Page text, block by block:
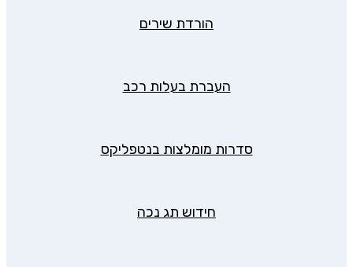
הורדת שירים
העברת בעלות רכב
סדרות מומלצות בנטפליקס
חידוש תג נכה